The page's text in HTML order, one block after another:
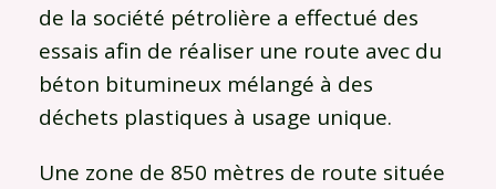
de la société pétrolière a effectué des
essais afin de réaliser une route avec du
béton bitumineux mélangé à des
déchets plastiques à usage unique.
Une zone de 850 mètres de route située